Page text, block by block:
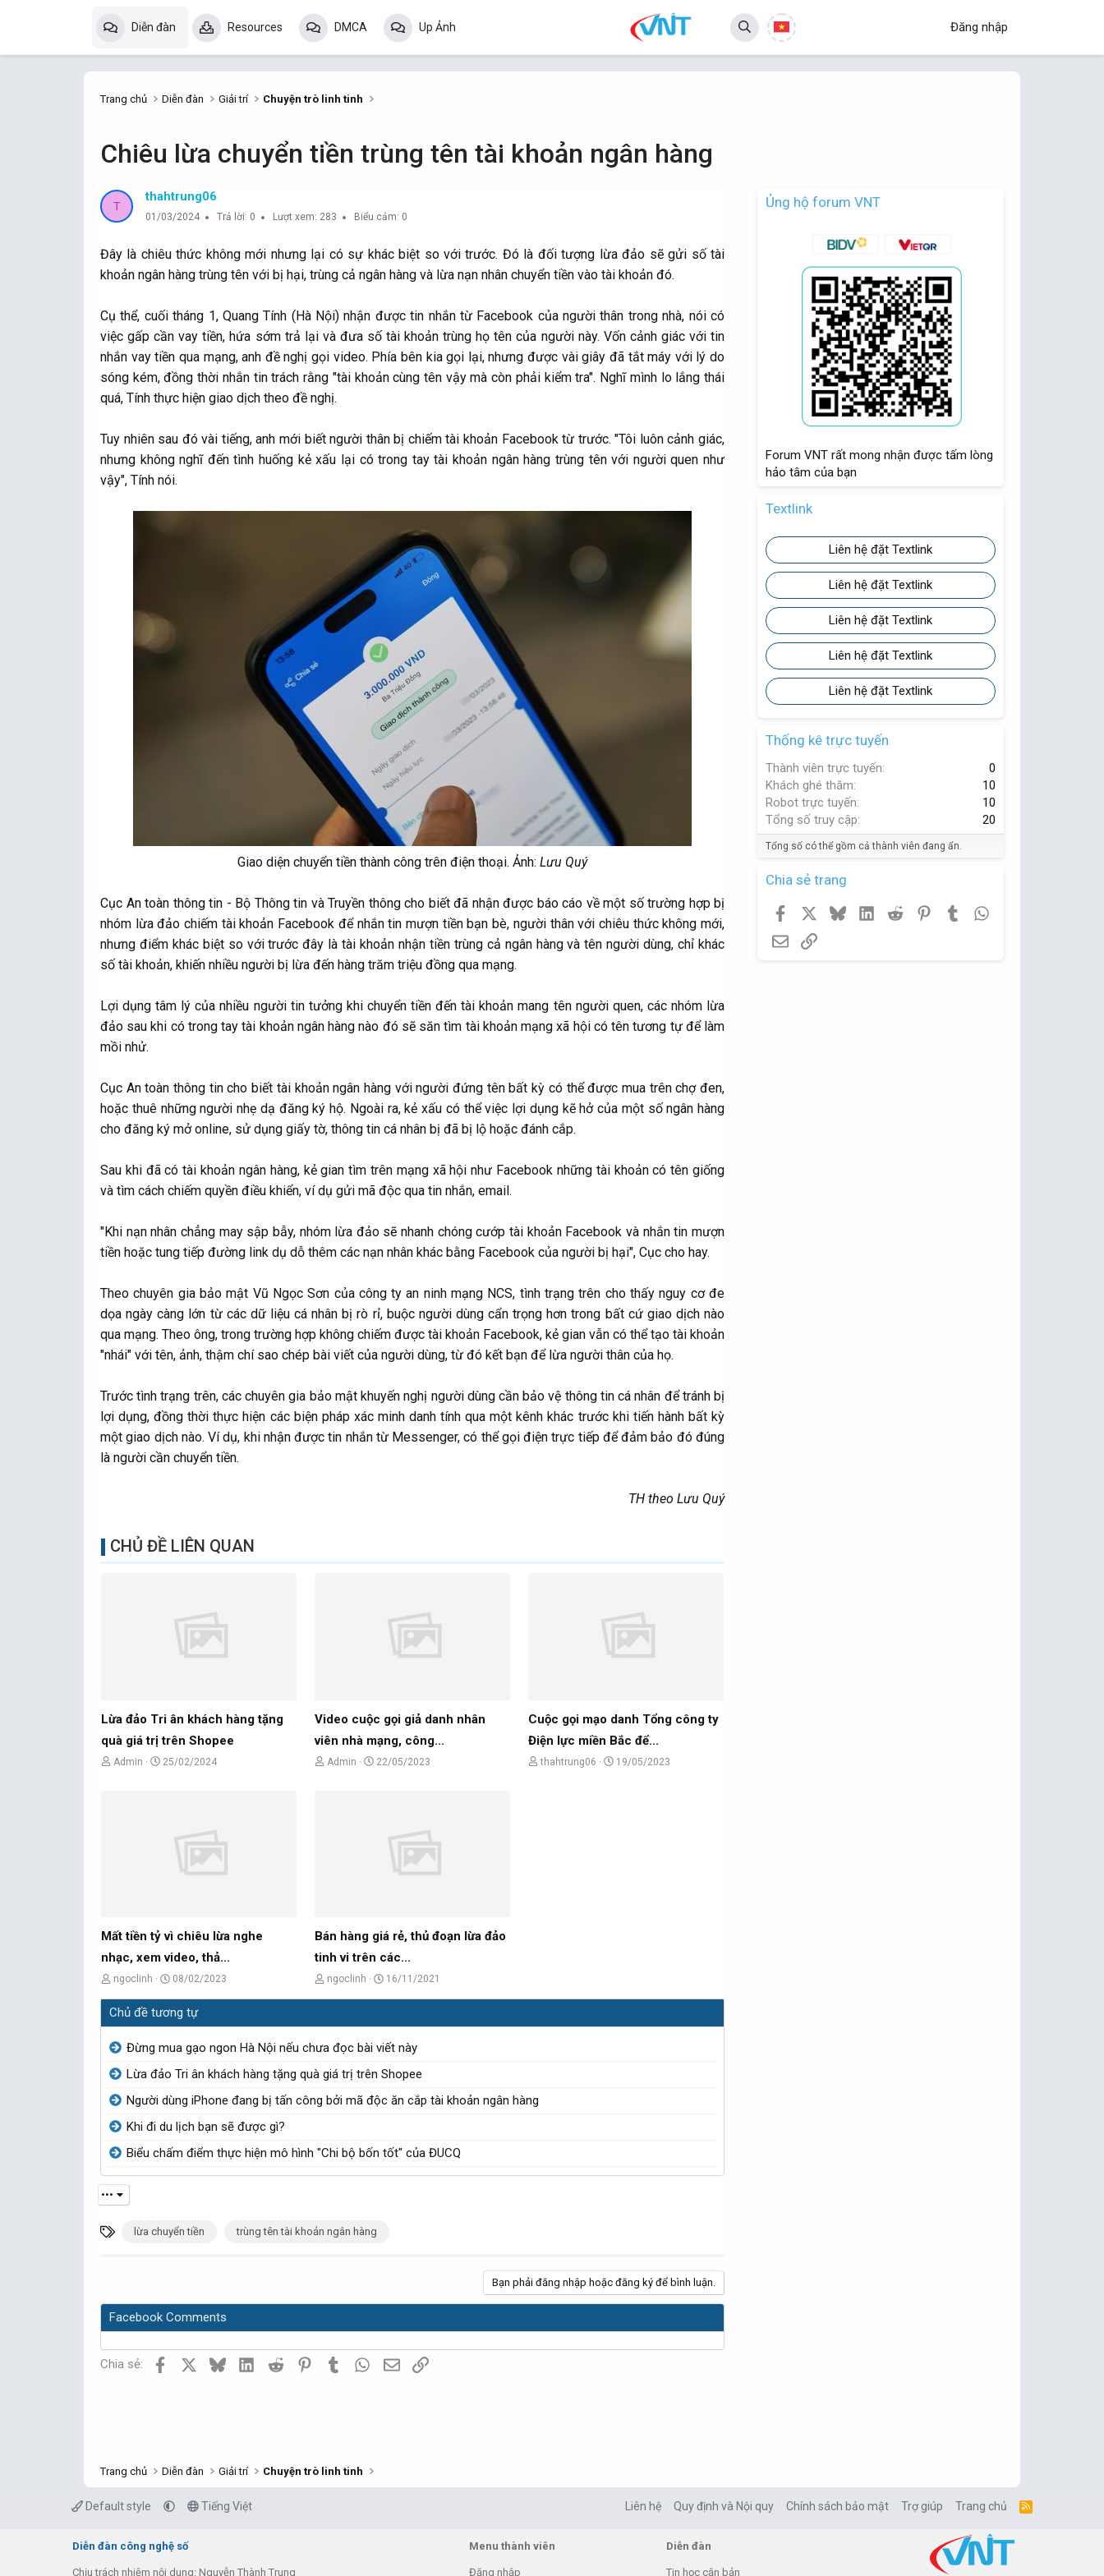
Diễn đàn Resources DMCA Up Ảnh Đăng nhập
Trang chủ Diễn đàn Giải trí Chuyện trò linh tinh
Chiêu lừa chuyển tiền trùng tên tài khoản ngân hàng
T
thahtrung06
01/03/2024 Trả lời: 0 Lượt xem: 283 Biểu cảm: 0
Đây là chiêu thức không mới nhưng lại có sự khác biệt so với trước. Đó là đối tượng lừa đảo sẽ gửi số tài
khoản ngân hàng trùng tên với bị hại, trùng cả ngân hàng và lừa nạn nhân chuyển tiền vào tài khoản đó.
Cụ thể, cuối tháng 1, Quang Tính (Hà Nội) nhận được tin nhắn từ Facebook của người thân trong nhà, nói có
việc gấp cần vay tiền, hứa sớm trả lại và đưa số tài khoản trùng họ tên của người này. Vốn cảnh giác với tin
nhắn vay tiền qua mạng, anh đề nghị gọi video. Phía bên kia gọi lại, nhưng được vài giây đã tắt máy với lý do
sóng kém, đồng thời nhắn tin trách rằng "tài khoản cùng tên vậy mà còn phải kiểm tra". Nghĩ mình lo lắng thái
quá, Tính thực hiện giao dịch theo đề nghị.
Tuy nhiên sau đó vài tiếng, anh mới biết người thân bị chiếm tài khoản Facebook từ trước. "Tôi luôn cảnh giác,
nhưng không nghĩ đến tình huống kẻ xấu lại có trong tay tài khoản ngân hàng trùng tên với người quen như
vậy", Tính nói.
Giao diện chuyển tiền thành công trên điện thoại. Ảnh: Lưu Quý
Cục An toàn thông tin - Bộ Thông tin và Truyền thông cho biết đã nhận được báo cáo về một số trường hợp bị
nhóm lừa đảo chiếm tài khoản Facebook để nhắn tin mượn tiền bạn bè, người thân với chiêu thức không mới,
nhưng điểm khác biệt so với trước đây là tài khoản nhận tiền trùng cả ngân hàng và tên người dùng, chỉ khác
số tài khoản, khiến nhiều người bị lừa đến hàng trăm triệu đồng qua mạng.
Lợi dụng tâm lý của nhiều người tin tưởng khi chuyển tiền đến tài khoản mang tên người quen, các nhóm lừa
đảo sau khi có trong tay tài khoản ngân hàng nào đó sẽ săn tìm tài khoản mạng xã hội có tên tương tự để làm
mồi nhử.
Cục An toàn thông tin cho biết tài khoản ngân hàng với người đứng tên bất kỳ có thể được mua trên chợ đen,
hoặc thuê những người nhẹ dạ đăng ký hộ. Ngoài ra, kẻ xấu có thể việc lợi dụng kẽ hở của một số ngân hàng
cho đăng ký mở online, sử dụng giấy tờ, thông tin cá nhân bị đã bị lộ hoặc đánh cắp.
Sau khi đã có tài khoản ngân hàng, kẻ gian tìm trên mạng xã hội như Facebook những tài khoản có tên giống
và tìm cách chiếm quyền điều khiển, ví dụ gửi mã độc qua tin nhắn, email.
"Khi nạn nhân chẳng may sập bẫy, nhóm lừa đảo sẽ nhanh chóng cướp tài khoản Facebook và nhắn tin mượn
tiền hoặc tung tiếp đường link dụ dỗ thêm các nạn nhân khác bằng Facebook của người bị hại", Cục cho hay.
Theo chuyên gia bảo mật Vũ Ngọc Sơn của công ty an ninh mạng NCS, tình trạng trên cho thấy nguy cơ đe
dọa ngày càng lớn từ các dữ liệu cá nhân bị rò rỉ, buộc người dùng cẩn trọng hơn trong bất cứ giao dịch nào
qua mạng. Theo ông, trong trường hợp không chiếm được tài khoản Facebook, kẻ gian vẫn có thể tạo tài khoản
"nhái" với tên, ảnh, thậm chí sao chép bài viết của người dùng, từ đó kết bạn để lừa người thân của họ.
Trước tình trạng trên, các chuyên gia bảo mật khuyến nghị người dùng cần bảo vệ thông tin cá nhân để tránh bị
lợi dụng, đồng thời thực hiện các biện pháp xác minh danh tính qua một kênh khác trước khi tiến hành bất kỳ
một giao dịch nào. Ví dụ, khi nhận được tin nhắn từ Messenger, có thể gọi điện trực tiếp để đảm bảo đó đúng
là người cần chuyển tiền.
TH theo Lưu Quý
CHỦ ĐỀ LIÊN QUAN
Lừa đảo Tri ân khách hàng tặng
quà giá trị trên Shopee
C
Admin
N
25/02/2024
Video cuộc gọi giả danh nhân
viên nhà mạng, công...
C
Admin
N
22/05/2023
Cuộc gọi mạo danh Tổng công ty
Điện lực miền Bắc để...
C
thahtrung06
N19/05/2023
Mất tiền tỷ vì chiêu lừa nghe
nhạc, xem video, thả...
C
h
ủ
đ
ề
t
ạ
o
b
i
ngoclinh
N
g
à
g
i
08/02/2023
Bán hàng giá rẻ, thủ đoạn lừa đảo
tinh vi trên các...
C
h
ề
t
ạ
b
ngoclinh
N
g
y
g
ử
i
16/11/2021
Chủ đề tương tự
Đừng mua gạo ngon Hà Nội nếu chưa đọc bài viết này
Lừa đảo Tri ân khách hàng tặng quà giá trị trên Shopee
Người dùng iPhone đang bị tấn công bởi mã độc ăn cắp tài khoản ngân hàng
Khi đi du lịch bạn sẽ được gì?
Biểu chấm điểm thực hiện mô hình "Chi bộ bốn tốt" của ĐUCQ
•••
T
ó
a
lừa chuyển tiền trùng tên tài khoản ngân hàng
Bạn phải đăng nhập hoặc đăng ký để bình luận.
Facebook Comments
Chia sẻ: Facebook BlueskyLinkedInReddit PinterestTumblr WhatsApp
EmailLink
Ủng hộ forum VNT
Forum VNT rất mong nhận được tấm lòng
hảo tâm của bạn
Textlink
Liên hệ đặt Textlink
Liên hệ đặt Textlink
Liên hệ đặt Textlink
Liên hệ đặt Textlink
Liên hệ đặt Textlink
Thống kê trực tuyến
Thành viên trực tuyến
0
Khách ghé thăm
10
Robot trực tuyến
10
Tổng số truy cập
20
Tổng số có thể gồm cả thành viên đang ẩn.
Chia sẻ trang
Facebook BlueskyLinkedInReddit PinterestTumblrWhatsApp
EmailLink
Trang chủ Diễn đàn Giải trí Chuyện trò linh tinh
Default style Tiếng Việt Liên hệ Quy định và Nội quy Chính sách bảo mật Trợ giúp Trang chủ
R
Diễn đàn công nghệ số
Chịu trách nhiệm nội dung: Nguyễn Thành Trung
Menu thành viên
Đăng nhập
Diễn đàn
Tin học căn bản